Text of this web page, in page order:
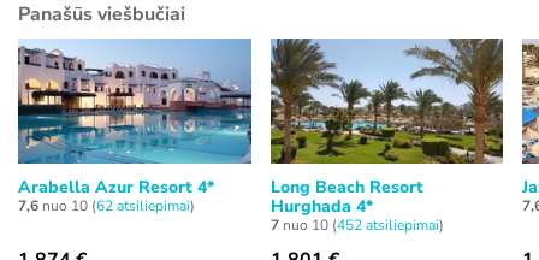
Panašūs viešbučiai
Arabella Azur Resort 4*
7,6 nuo 10 (62 atsiliepimai)
Long Beach Resort
Hurghada 4*
7nuo 10 (452 atsiliepimai)